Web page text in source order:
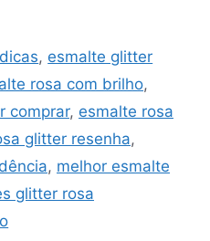
, esmalte glitter
rosa com brilho,
comprar, esmalte rosa
glitter resenha,
, melhor esmalte
glitter rosa